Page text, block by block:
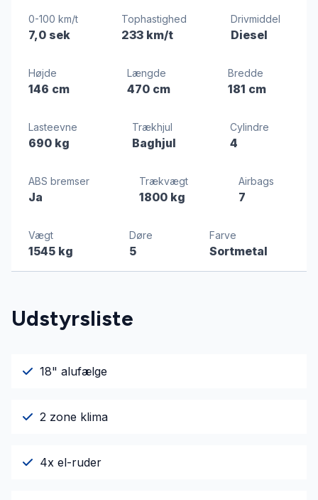
0-100 km/t
7,0 sek
Tophastighed
233 km/t
Drivmiddel
Diesel
Højde
146 cm
Længde
470 cm
Bredde
181 cm
Lasteevne
690 kg
Trækhjul
Baghjul
Cylindre
4
ABS bremser
Ja
Trækvægt
1800 kg
Airbags
7
Vægt
1545 kg
Døre
5
Farve
Sortmetal
Udstyrsliste
18" alufælge
2 zone klima
4x el-ruder